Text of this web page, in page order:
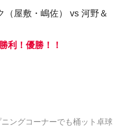
（屋敷・嶋佐） vs 河野＆
利！優勝！！
ングコーナーでも桶ット卓球